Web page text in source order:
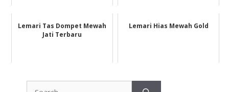
Lemari Tas Dompet Mewah
Jati Terbaru
Lemari Hias Mewah Gold